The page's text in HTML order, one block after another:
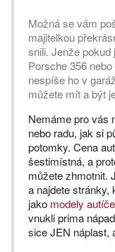
Možná se vám
majitelkou
snili. Jenže
Porsche 356
nespíše ho v
můžete mít a být
Nemáme pro vás
nebo radu, jak si
potomky. Cena
šestimístná, a
můžete zhmotnit.
a najdete stránky,
jako modely
vnukli prima
sice JEN